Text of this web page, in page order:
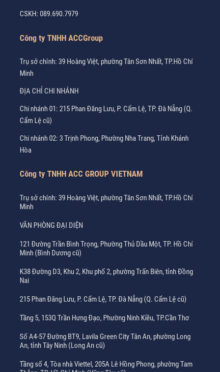
CSKH: 089.690.7979
Công ty TNHH ACCGroup
Trụ sở chính: 39 Hoàng Việt, phường Tân Sơn Nhất, TP.Hồ Chí
Minh
ĐỊA CHỈ CHI NHÁNH
Chi nhánh 01: 215 Phan Đăng Lưu, P. Cẩm Lệ, TP. Đà Nẵng (Q.
Cẩm Lệ cũ)
Chi nhánh 02: 3 Trịnh Phong, Phường Nha Trang, Tỉnh Khánh
Hòa
Công ty TNHH ACC GROUP VIETNAM
Trụ sở chính: 39 Hoàng Việt, phường Tân Sơn Nhất, TP.Hồ Chí
Minh
VĂN PHÒNG ĐẠI DIỆN
121 Đường Trần Bình Trọng, Phường Thủ Dầu Một, TP. Hồ Chí
Minh (Bình Dương cũ)
K38 Đường D3, Khu 2, Khu phố 2, phường Trấn Biên, tỉnh Đồng
Nai
215 Phan Đăng Lưu, P. Cẩm Lệ, TP. Đà Nẵng (Q. Cẩm Lệ cũ)
Tầng 5, 153Q Trần Hưng Đạo, Phường Ninh Kiều, TP.Cần Thơ
Số A4-57 Đường BT9, Lavila Green City Tân An, phường Long
An, tỉnh Tây Ninh (Long An cũ)
Tầng số 4, Tòa nhà Viettel, 205A Lê Hồng Phong, phường Tam